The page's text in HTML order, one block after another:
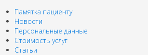
Памятка пациенту
Новости
Персональные данные
Стоимость услуг
Статьи